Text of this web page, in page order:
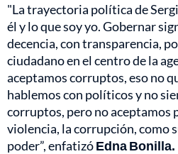
"La trayectoria política de
él y lo que soy yo. Gobernar
decencia, con transparencia,
ciudadano en el centro de la
aceptamos corruptos, eso no
hablemos con políticos y no
corruptos, pero no aceptamos
violencia, la corrupción, como
poder”, enfatizóEdna Bonilla.